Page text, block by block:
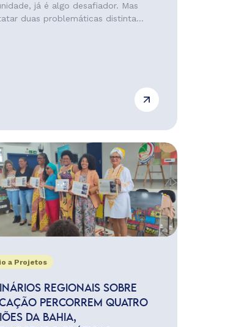
já é algo desafiador. Mas
duas problemáticas distinta...
a Projetos
REGIONAIS SOBRE
PERCORREM QUATRO
DA BAHIA,